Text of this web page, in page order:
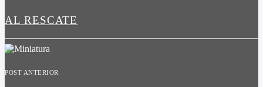
AL RESCATE
POST ANTERIOR